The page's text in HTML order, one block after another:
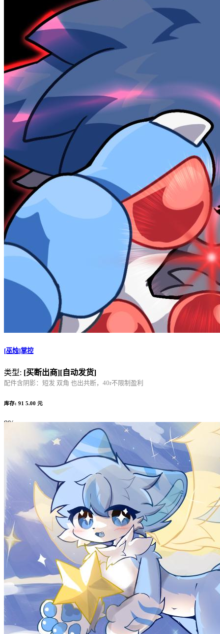
[巫烛]掌控
类型: [买断出商][自动发货]
配件含阴影：短发 双角 也出共断，40r不限制盈利
库存: 91 5.00 元
9%